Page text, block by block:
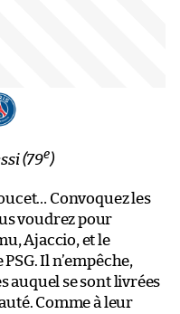
(79e)
Convoquez les
voudrez pour
Ajaccio, et le
Il n’empêche,
auquel se sont livrées
Comme à leur